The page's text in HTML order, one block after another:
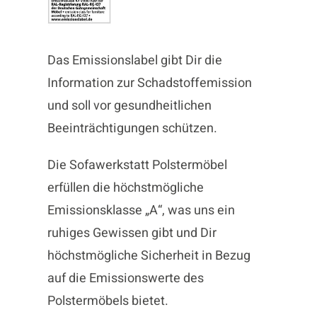
Das Emissionslabel gibt Dir die
Information zur Schadstoffemission
und soll vor gesundheitlichen
Beeinträchtigungen schützen.
Die Sofawerkstatt Polstermöbel
erfüllen die höchstmögliche
Emissionsklasse „A“, was uns ein
ruhiges Gewissen gibt und Dir
höchstmögliche Sicherheit in Bezug
auf die Emissionswerte des
Polstermöbels bietet.